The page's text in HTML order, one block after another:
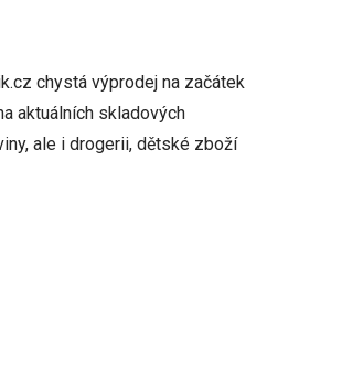
chystá výprodej na začátek
aktuálních skladových
ale i drogerii, dětské zboží